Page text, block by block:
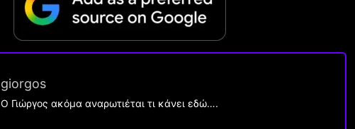
giorgos
Ο Γιώργος ακόμα αναρωτιέται τι κάνει εδώ….